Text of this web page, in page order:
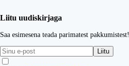
Liitu uudiskirjaga
Saa esimesena teada parimatest pakkumistest!
Liitu